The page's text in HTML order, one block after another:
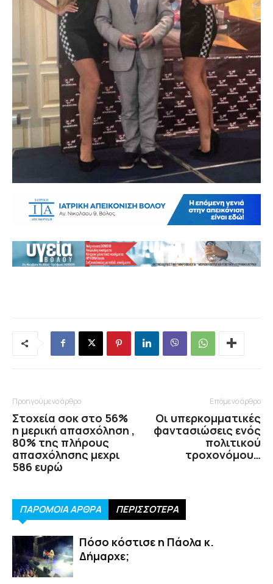
Προηγούμενο άρθρο
Στοχεία σοκ στο 56%
η μερική απασχόληση ,
80% της πλήρους
απασχόλησης μεχρι
586 ευρώ
Επόμενο άρθρο
Οι υπερκομματικές
φαντασιώσεις ενός
πολιτικού
τροχονόμου…
ΠΑΡΟΜΟΙΑ ΑΡΘΡΑ ΠΕΡΙΣΣΟΤΕΡΑ
Πόσο κόστισε η Πάολα κ.
Δήμαρχε;